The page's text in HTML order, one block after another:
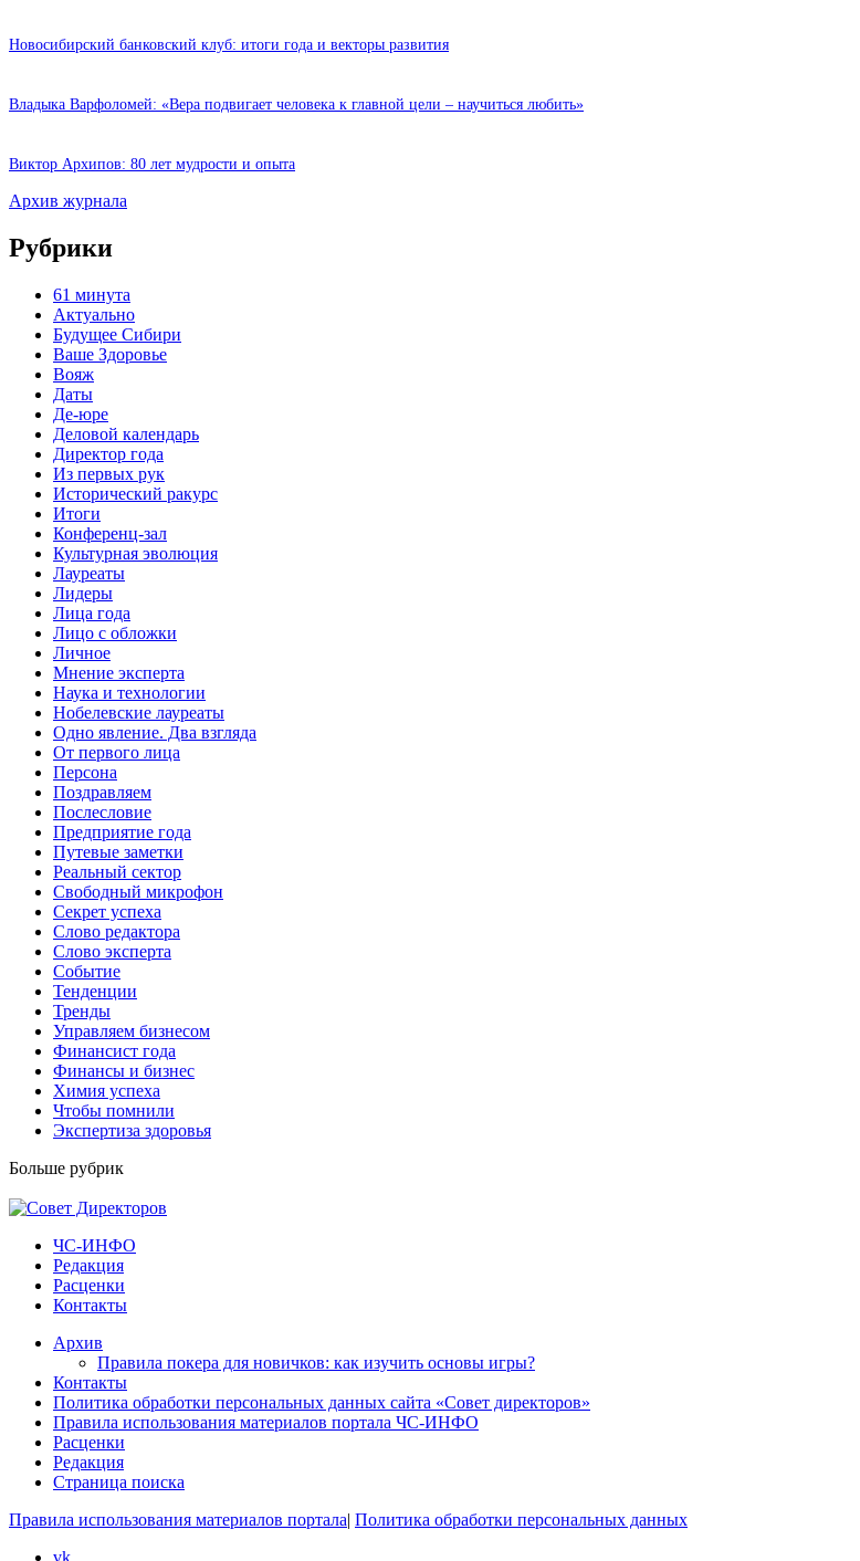
Новосибирский банковский клуб: итоги года и векторы развития
Владыка Варфоломей: «Вера подвигает человека к главной цели – научиться любить»
Виктор Архипов: 80 лет мудрости и опыта
Архив журнала
Рубрики
61 минута
Актуально
Будущее Сибири
Ваше Здоровье
Вояж
Даты
Де-юре
Деловой календарь
Директор года
Из первых рук
Исторический ракурс
Итоги
Конференц-зал
Культурная эволюция
Лауреаты
Лидеры
Лица года
Лицо с обложки
Личное
Мнение эксперта
Наука и технологии
Нобелевские лауреаты
Одно явление. Два взгляда
От первого лица
Персона
Поздравляем
Послесловие
Предприятие года
Путевые заметки
Реальный сектор
Свободный микрофон
Секрет успеха
Слово редактора
Слово эксперта
Событие
Тенденции
Тренды
Управляем бизнесом
Финансист года
Финансы и бизнес
Химия успеха
Чтобы помнили
Экспертиза здоровья
Больше рубрик
ЧС-ИНФО
Редакция
Расценки
Контакты
Архив
Правила покера для новичков: как изучить основы игры?
Контакты
Политика обработки персональных данных сайта «Совет директоров»
Правила использования материалов портала ЧС-ИНФО
Расценки
Редакция
Страница поиска
Правила использования материалов портала| Политика обработки персональных данных
vk